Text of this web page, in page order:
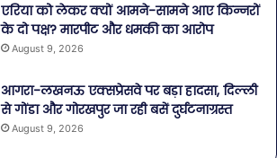
एरिया को लेकर क्यों आमने-सामने आए किन्नरों
के दो पक्ष? मारपीट और धमकी का आरोप
August 9, 2026
आगरा-लखनऊ एक्सप्रेसवे पर बड़ा हादसा, दिल्ली
से गोंडा और गोरखपुर जा रही बसें दुर्घटनाग्रस्त
August 9, 2026